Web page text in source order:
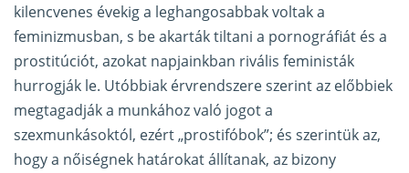
kilencvenes évekig a leghangosabbak voltak a
feminizmusban, s be akarták tiltani a pornográfiát és a
prostitúciót, azokat napjainkban rivális feministák
hurrogják le. Utóbbiak érvrendszere szerint az előbbiek
megtagadják a munkához való jogot a
szexmunkásoktól, ezért „prostifóbok”; és szerintük az,
hogy a nőiségnek határokat állítanak, az bizony